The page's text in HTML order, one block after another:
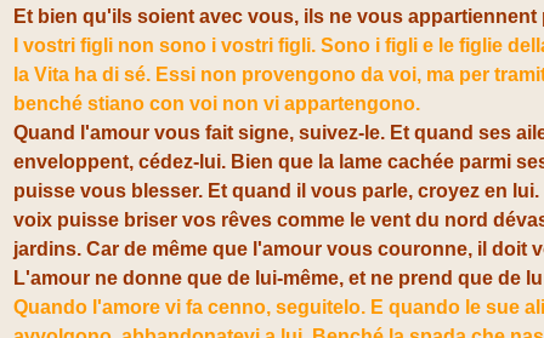
Et bien qu'ils soient avec vous, ils ne vous appartiennent
I vostri figli non sono i vostri figli. Sono i figli e le figlie
la Vita ha di sé. Essi non provengono da voi, ma per
benché stiano con voi non vi appartengono.
Quand l'amour vous fait signe, suivez-le. Et quand ses
enveloppent, cédez-lui. Bien que la lame cachée parmi
puisse vous blesser. Et quand il vous parle, croyez en
voix puisse briser vos rêves comme le vent du nord
jardins. Car de même que l'amour vous couronne, il doit
L'amour ne donne que de lui-même, et ne prend que de
Quando l'amore vi fa cenno, seguitelo. E quando le sue